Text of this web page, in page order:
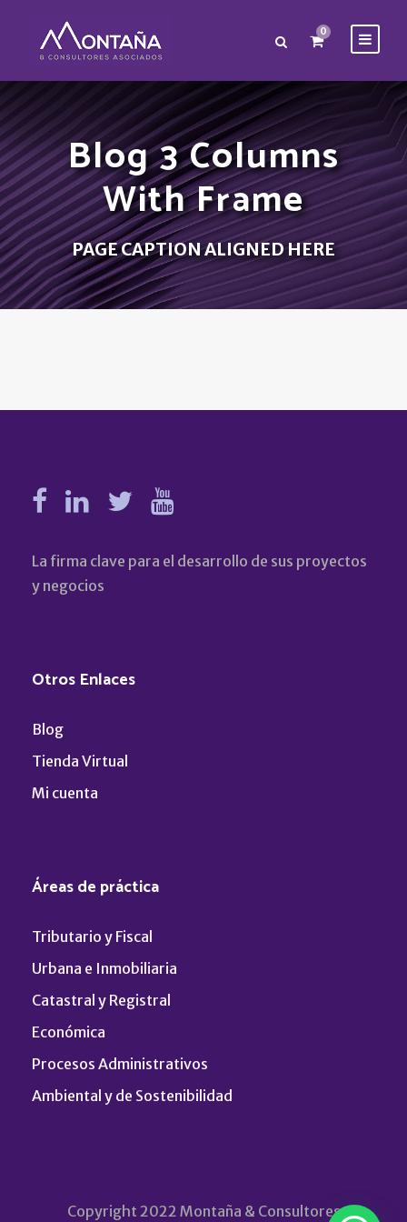
0
Blog 3 Columns
With Frame
PAGE CAPTION ALIGNED HERE
La firma clave para el desarrollo de sus proyectos
y negocios
Otros Enlaces
Blog
Tienda Virtual
Mi cuenta
Áreas de práctica
Tributario y Fiscal
Urbana e Inmobiliaria
Catastral y Registral
Económica
Procesos Administrativos
Ambiental y de Sostenibilidad
Copyright 2022 Montaña & Consultores